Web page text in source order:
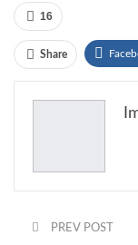
16
Share
PREV POST